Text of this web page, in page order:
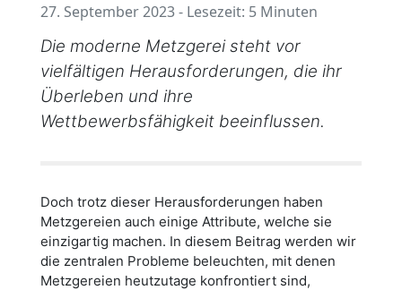
27. September 2023 - Lesezeit: 5 Minuten
Die moderne Metzgerei steht vor
vielfältigen Herausforderungen, die ihr
Überleben und ihre
Wettbewerbsfähigkeit beeinflussen.
Doch trotz dieser Herausforderungen haben
Metzgereien auch einige Attribute, welche sie
einzigartig machen. In diesem Beitrag werden wir
die zentralen Probleme beleuchten, mit denen
Metzgereien heutzutage konfrontiert sind,